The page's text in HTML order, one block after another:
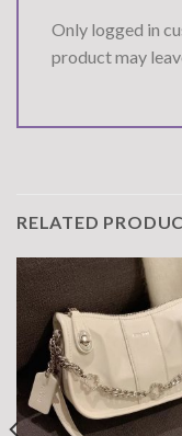
Only logged in
product may
RELATED